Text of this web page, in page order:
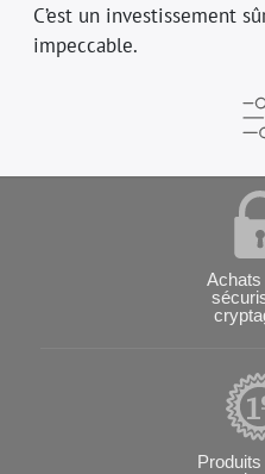
C’est un investissement
impeccable.
Achats